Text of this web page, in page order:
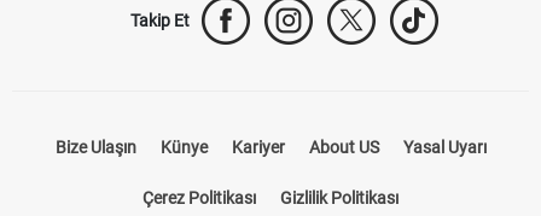
Takip Et
Bize Ulaşın Künye Kariyer About US Yasal Uyarı
Çerez Politikası Gizlilik Politikası